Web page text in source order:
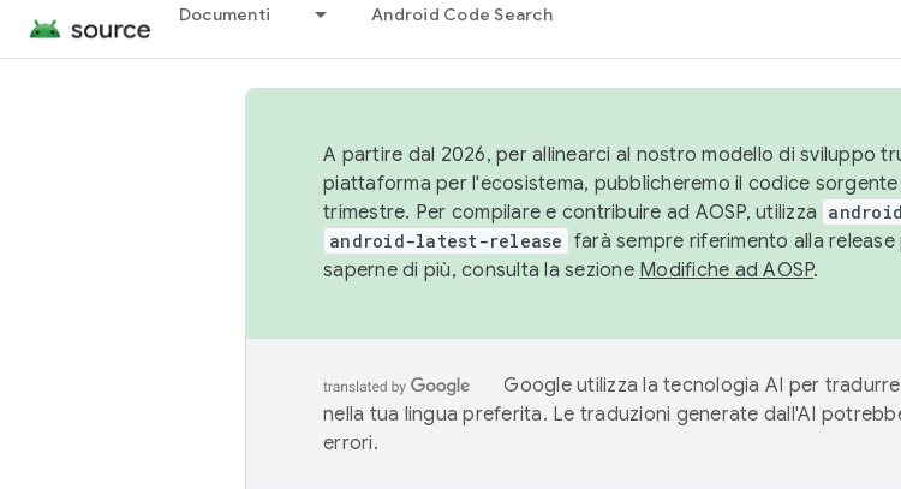
Documenti Android Code Search
A partire dal 2026, per allinearci al nostro modello di sviluppo
piattaforma per l'ecosistema, pubblicheremo il codice
trimestre. Per compilare e contribuire ad AOSP, utilizza
android-latest-release farà sempre riferimento alla
saperne di più, consulta la sezione Modifiche ad AOSP.
Google utilizza la tecnologia AI per
nella tua lingua preferita. Le traduzioni generate dall'AI
errori.